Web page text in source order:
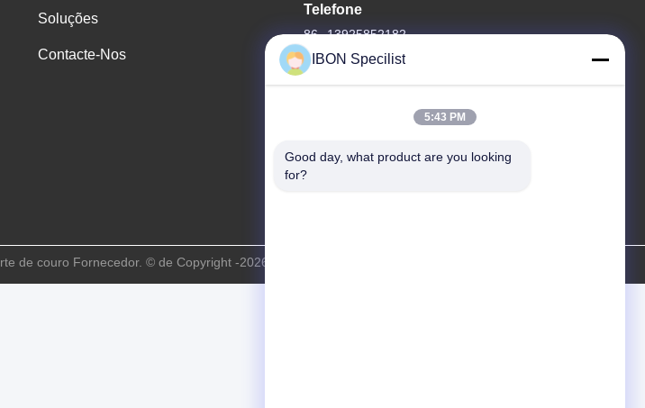
Soluções
Contacte-Nos
Telefone
86--13925852182
de couro Fornecedor. © de Copyright -2026 IBON Technology Co., Ltd. . Todos os direitos reservados.
IBON Specilist
5:43 PM
Good day, what product are you looking
for?